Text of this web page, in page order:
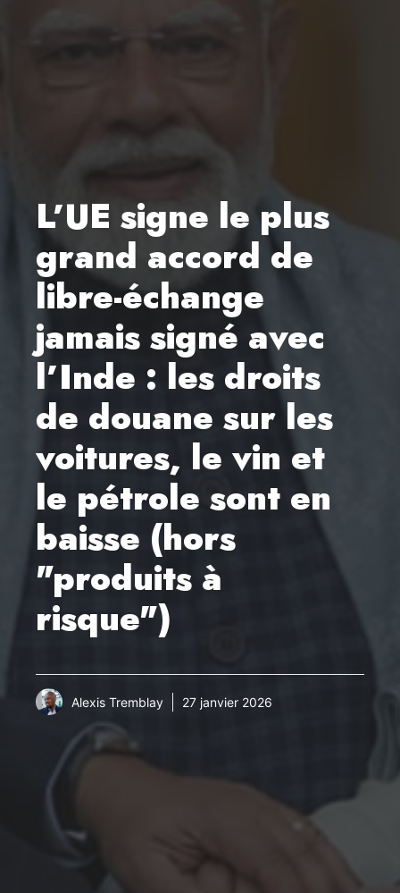
L’UE signe le plus
grand accord de
libre-échange
jamais signé avec
l’Inde : les droits
de douane sur les
voitures, le vin et
le pétrole sont en
baisse (hors
"produits à
risque")
Alexis Tremblay 27 janvier 2026